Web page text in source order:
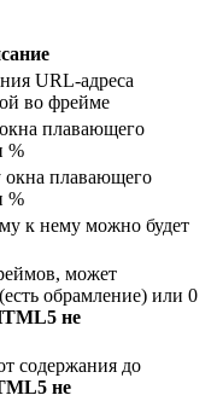
URL-aдpeca
во фрейме
плавающего
%
окна плавающего
%
к нему можно будет
может
обрамление) или 0
не
содержания до
не